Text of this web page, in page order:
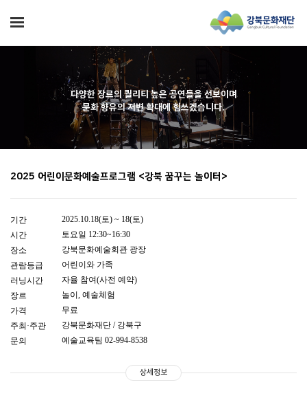
다양한 장르의 퀄리티 높은 공연들을 선보이며
문화 향유의 저변 확대에 힘쓰겠습니다.
2025 어린이문화예술프로그램 <강북 꿈꾸는 놀이터>
기간
2025.10.18(토) ~ 18(토)
시간
토요일 12:30~16:30
장소
강북문화예술회관 광장
관람등급
어린이와 가족
러닝시간
자율 참여(사전 예약)
장르
놀이, 예술체험
가격
무료
주최·주관
강북문화재단 / 강북구
문의
예술교육팀 02-994-8538
상세정보